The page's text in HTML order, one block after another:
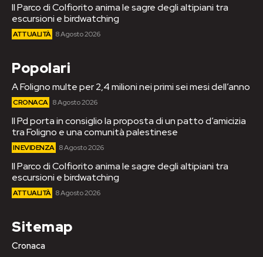
Il Parco di Colfiorito anima le sagre degli altipiani tra
escursioni e birdwatching
ATTUALITÀ 8 Agosto 2026
Popolari
A Foligno multe per 2,4 milioni nei primi sei mesi dell’anno
CRONACA 8 Agosto 2026
Il Pd porta in consiglio la proposta di un patto d’amicizia
tra Foligno e una comunità palestinese
IN EVIDENZA 8 Agosto 2026
Il Parco di Colfiorito anima le sagre degli altipiani tra
escursioni e birdwatching
ATTUALITÀ 8 Agosto 2026
Sitemap
Cronaca